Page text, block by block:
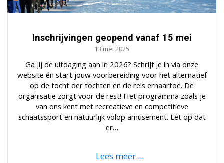
Inschrijvingen geopend vanaf 15 mei
13 mei 2025
Ga jij de uitdaging aan in 2026? Schrijf je in via onze
website én start jouw voorbereiding voor het alternatief
op de tocht der tochten en de reis ernaartoe. De
organisatie zorgt voor de rest! Het programma zoals je
van ons kent met recreatieve en competitieve
schaatssport en natuurlijk volop amusement. Let op dat
er…